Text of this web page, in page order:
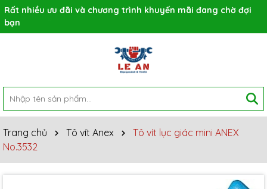
Rất nhiều ưu đãi và chương trình khuyến mãi đang chờ đợi
bạn
Trang chủ Tô vít Anex
Tô vít lục giác mini ANEX
No.3532